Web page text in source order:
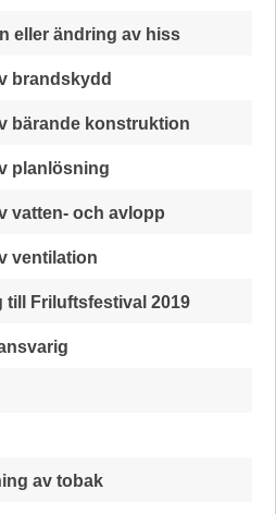
eller ändring av hiss
brandskydd
bärande konstruktion
planlösning
vatten- och avlopp
ventilation
till Friluftsfestival 2019
av tobak